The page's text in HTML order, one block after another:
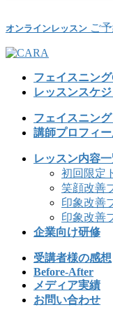
オンラインレッスン ご
フェイスニン
レッスンスケ
フェイスニン
講師プロフィ
レッスン内容
初回限定
笑顔改善
印象改善
印象改善
企業向け研修
受講者様の感想
Before-After
メディア実績
お問い合わせ